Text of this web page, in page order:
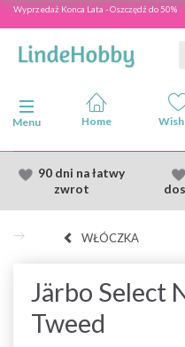
Wyprzedaż Konca Lata - Oszczędź do 50%
Przełącz nawigację
Menu
90 dni na łatwy
zwrot
WŁÓCZKA
Järbo Select
Tweed